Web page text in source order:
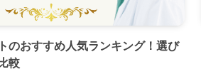
のおすすめ人気ランキング！選び
較